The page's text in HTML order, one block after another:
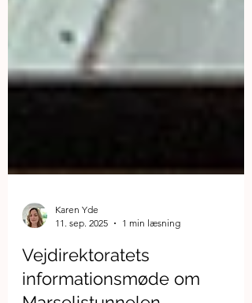
Karen Yde
11. sep. 2025
1 min læsning